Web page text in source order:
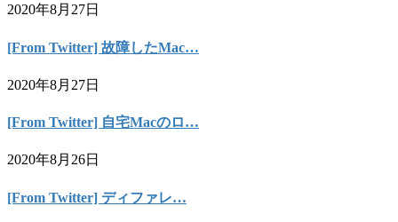
2020年8月27日
[From Twitter] 故障したMac…
2020年8月27日
[From Twitter] 自宅Macのロ…
2020年8月26日
[From Twitter] ディファレ…